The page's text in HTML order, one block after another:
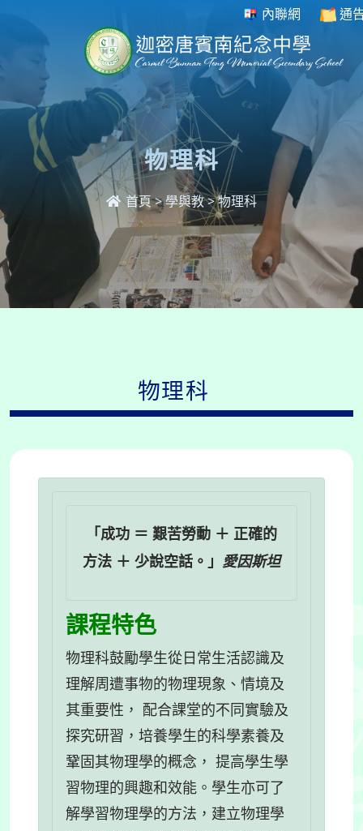
內聯網 通
物理科
首頁>學與教>物理科
物理科
「 成功 ＝ 艱苦勞動 ＋ 正確的
方法 ＋ 少說空話 。」 愛因斯坦
課程特色
物理科鼓勵學生從日常生活認識及
理解周遭事物的物理現象、情境及
其重要性， 配合課堂的不同實驗及
探究研習，培養學生的科學素養及
鞏固其物理學的概念， 提高學生學
習物理的興趣和效能。學生亦可了
解學習物理學的方法，建立物理學